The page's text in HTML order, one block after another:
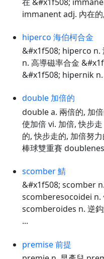
immanent adj. 內在的
hiperco 海伯柯合金
&#x1f508; hiperco n.
n. 高導磁率合金
&#x1f508; hipernik n.
double 加倍的
double a. 兩倍的, 加
使加倍 vi. 加倍, 快步
的, 快步走的, 加倍努
棒球雙重賽
scomber 鯖
&#x1f508; scomber
scomberesocoidei n.
scomberoides n. 逆
...
premise 前提